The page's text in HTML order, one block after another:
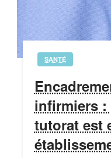
SANTÉ
infirmiers
tutorat est